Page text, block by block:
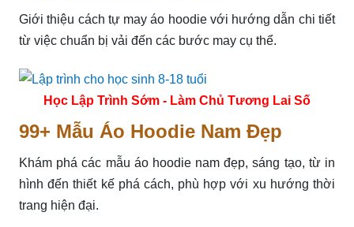
Giới thiệu cách tự may áo hoodie với hướng dẫn chi tiết
từ việc chuẩn bị vải đến các bước may cụ thể.
Học Lập Trình Sớm - Làm Chủ Tương Lai Số
99+ Mẫu Áo Hoodie Nam Đẹp
Khám phá các mẫu áo hoodie nam đẹp, sáng tạo, từ in
hình đến thiết kế phá cách, phù hợp với xu hướng thời
trang hiện đại.